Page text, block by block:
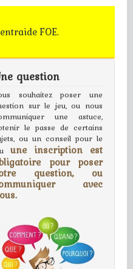
FOE.
question
souhaitez poser une
sur le jeu, ou nous
une astuce,
le passe de certains
ou un conseil pour le
une inscription est
pour poser
question, ou
avec